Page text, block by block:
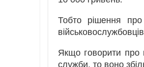
Тобто рішення
Якщо говорити про
служби, то воно